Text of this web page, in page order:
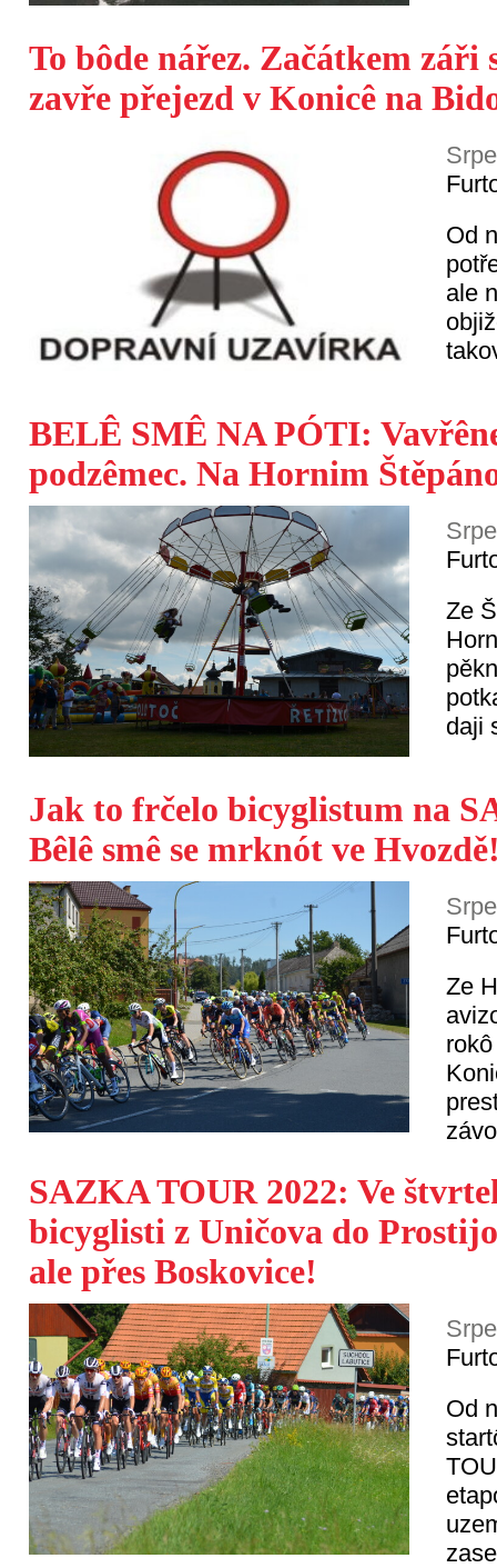
To bôde nářez. Začátkem záři
zavře přejezd v Konicê na
Od
ale
BELÊ SMÊ NA PÓTI:
podzêmec. Na Hornim
Ze
daji
Jak to frčelo bicyglistum na
Bêlê smê se mrknót ve
Ze
SAZKA TOUR 2022: Ve
bicyglisti z Uničova do
ale přes Boskovice!
Od
zase